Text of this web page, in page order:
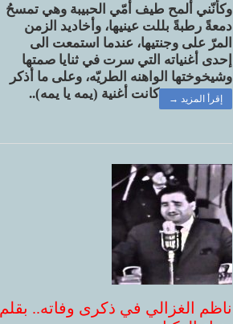
وكأنّني ألمح طيف أمّي الحبيبة وهي تمسحُ
دمعةً رطبةً بللت عينيها، وأخاديد الزمن
المرّ على وجنتيها، عندما استمعت الى
إحدى أغنياته التي سرت في ثنايا صمتها
وشيخوختها الواهنه الطريّه، وعلى ما أذكر
كانت أغنية (يمه يا يمه)..
إقرأ المزيد →
ناظم الغزالي في ذكرى وفاته.. بقلم